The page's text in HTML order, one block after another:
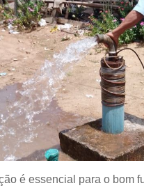
é essencial para o bom